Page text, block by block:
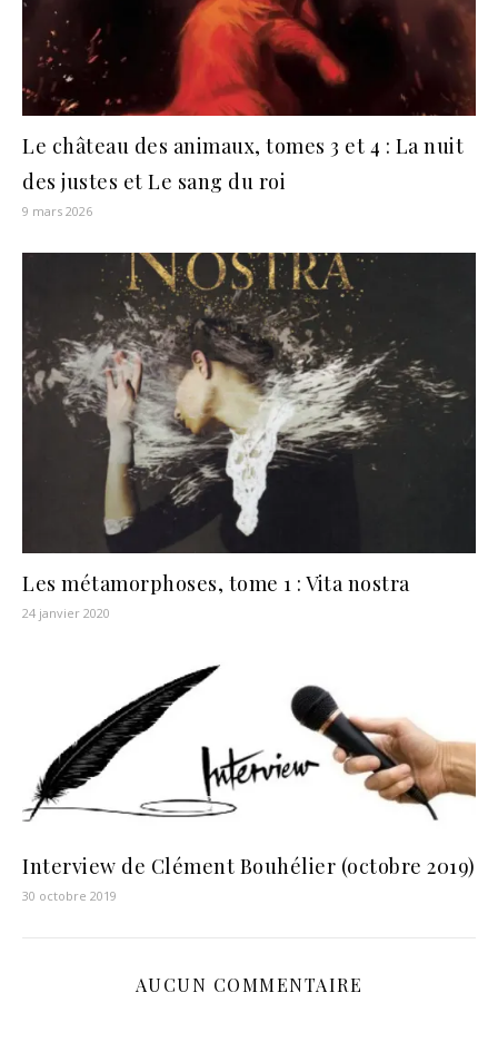
Le château des animaux, tomes 3 et 4 : La nuit
des justes et Le sang du roi
9 mars 2026
Les métamorphoses, tome 1 : Vita nostra
24 janvier 2020
Interview de Clément Bouhélier (octobre 2019)
30 octobre 2019
AUCUN COMMENTAIRE